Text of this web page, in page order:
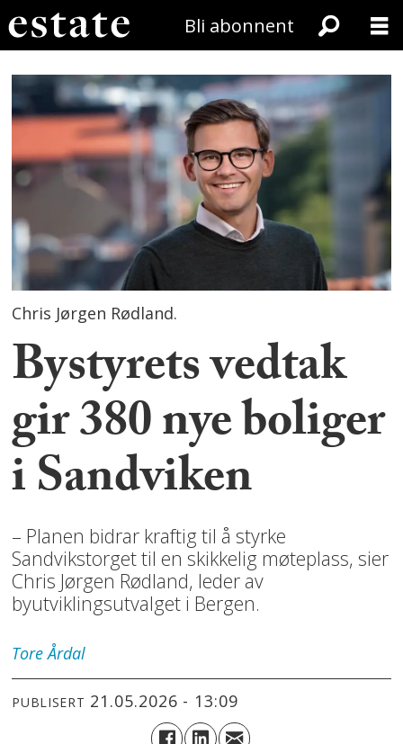
Bli abonnent
Chris Jørgen Rødland.
Bystyrets vedtak
gir 380 nye boliger
i Sandviken
– Planen bidrar kraftig til å styrke
Sandvikstorget til en skikkelig møteplass, sier
Chris Jørgen Rødland, leder av
byutviklingsutvalget i Bergen.
Tore Årdal
PUBLISERT 21.05.2026 - 13:09